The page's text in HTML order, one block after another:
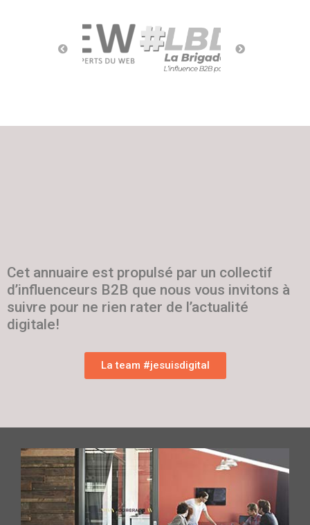
Cet annuaire est propulsé par un collectif
d’influenceurs B2B que nous vous invitons à
suivre pour ne rien rater de l’actualité
digitale!
La team #jesuisdigital